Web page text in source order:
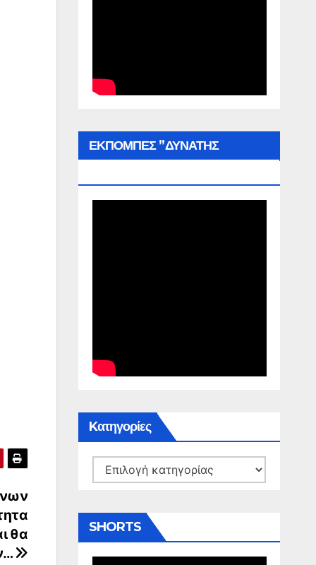
θα
ΕΚΠΟΜΠΕΣ ”ΔΥΝΑΤΗΣ
Kατηγορίες
Kατηγορίες
SHORTS